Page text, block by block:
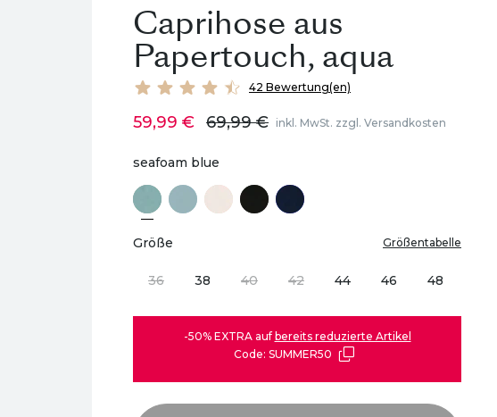
Caprihose aus
Papertouch, aqua
42 Bewertung(en)
59,99 € 69,99 € inkl. MwSt. zzgl. Versandkosten
seafoam blue
Größe Größentabelle
36 38 40 42 44 46 48
-50% EXTRA auf bereits reduzierte Artikel
Code: SUMMER50